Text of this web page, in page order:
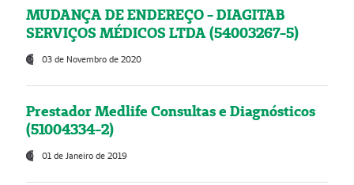
MUDANÇA DE ENDEREÇO - DIAGITAB
SERVIÇOS MÉDICOS LTDA (54003267-5)
03 de Novembro de 2020
Prestador Medlife Consultas e Diagnósticos
(51004334-2)
01 de Janeiro de 2019